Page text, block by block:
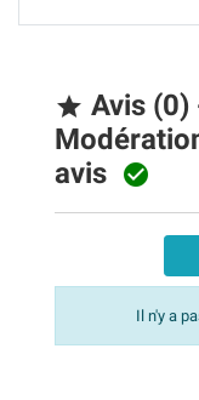
 Avis (0)
avis 
Il n'y a